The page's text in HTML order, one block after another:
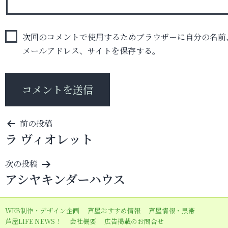
次回のコメントで使用するためブラウザーに自分の名前
メールアドレス、サイトを保存する。
投
稿
ナ
ビ
ゲ
ー
シ
前の投稿
ラ ヴィオレット
次の投稿
アシヤキンダーハウス
WEB制作・デザイン企画 芦屋おすすめ情報
芦屋情報・黒帯
芦屋LIFE NEWS！
会社概要 広告掲載のお問合せ